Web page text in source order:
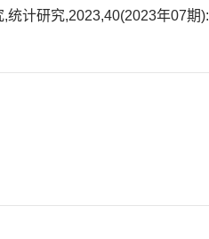
统计研究,2023,40(2023年07期